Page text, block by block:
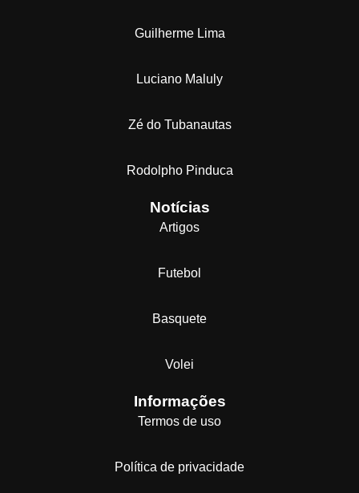
Guilherme Lima
Luciano Maluly
Zé do Tubanautas
Rodolpho Pinduca
Notícias
Artigos
Futebol
Basquete
Volei
Informações
Termos de uso
Política de privacidade